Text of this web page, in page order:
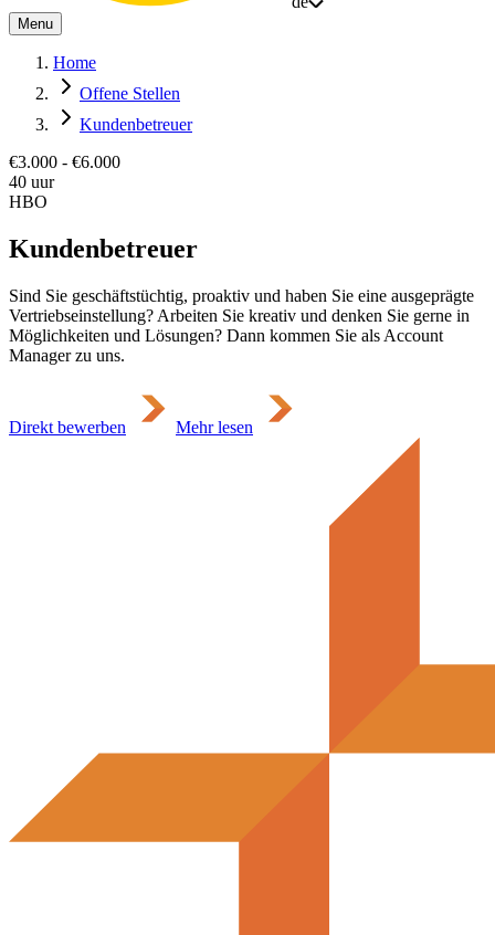
Menu
Home
Offene Stellen
Kundenbetreuer
€3.000 - €6.000
40 uur
HBO
Kundenbetreuer
Sind Sie geschäftstüchtig, proaktiv und haben Sie eine ausgeprägte
Vertriebseinstellung? Arbeiten Sie kreativ und denken Sie gerne in
Möglichkeiten und Lösungen? Dann kommen Sie als Account
Manager zu uns.
Direkt bewerben Mehr lesen